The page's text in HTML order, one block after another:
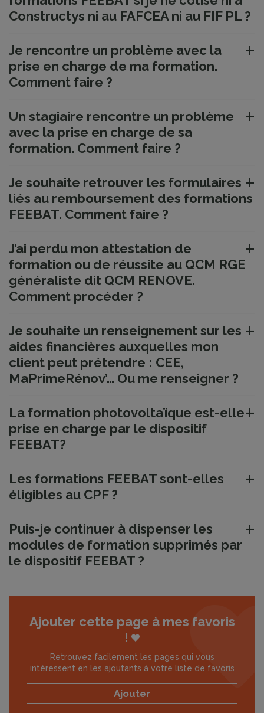
Constructys ni au FAFCEA ni au FIF PL ?
Je rencontre un problème avec la
prise en charge de ma formation.
Comment faire ?
Un stagiaire rencontre un problème
avec la prise en charge de sa
formation. Comment faire ?
Je souhaite retrouver les formulaires
liés au remboursement des formations
FEEBAT. Comment faire ?
J’ai perdu mon attestation de
formation ou de réussite au QCM RGE
généraliste dit QCM RENOVE.
Comment procéder ?
Je souhaite un renseignement sur les
aides financières auxquelles mon
client peut prétendre : CEE,
MaPrimeRénov’… Ou me renseigner ?
La formation photovoltaïque est-elle
prise en charge par le dispositif
FEEBAT?
Les formations FEEBAT sont-elles
éligibles au CPF ?
Puis-je continuer à dispenser les
modules de formation supprimés par
le dispositif FEEBAT ?
Ajouter cette page à mes favoris
!
Retrouvez facilement les pages qui vous
intéressent en les ajoutants à votre liste de favoris
Ajouter